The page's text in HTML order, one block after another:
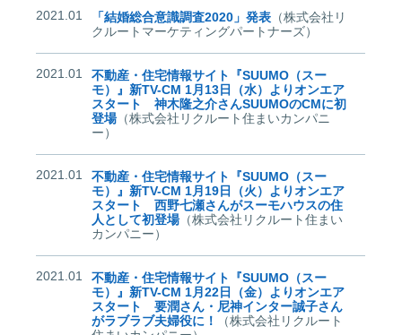
2021.01 「結婚総合意識調査2020」発表 （株式会社リ
クルートマーケティングパートナーズ）
2021.01
不動産・住宅情報サイト『SUUMO（スー
モ）』新TV-CM 1月13日（水）よりオンエア
スタート 神木隆之介さんSUUMOのCMに初
登場（株式会社リクルート住まいカンパニ
ー）
2021.01
不動産・住宅情報サイト『SUUMO（スー
モ）』新TV-CM 1月19日（火）よりオンエア
スタート 西野七瀬さんがスーモハウスの住
人として初登場（株式会社リクルート住まい
カンパニー）
2021.01
不動産・住宅情報サイト『SUUMO（スー
モ）』新TV-CM 1月22日（金）よりオンエア
スタート 要潤さん・尼神インター誠子さん
がラブラブ夫婦役に！
（株式会社リクルート